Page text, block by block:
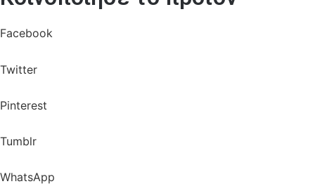
Facebook
Twitter
Pinterest
Tumblr
WhatsApp